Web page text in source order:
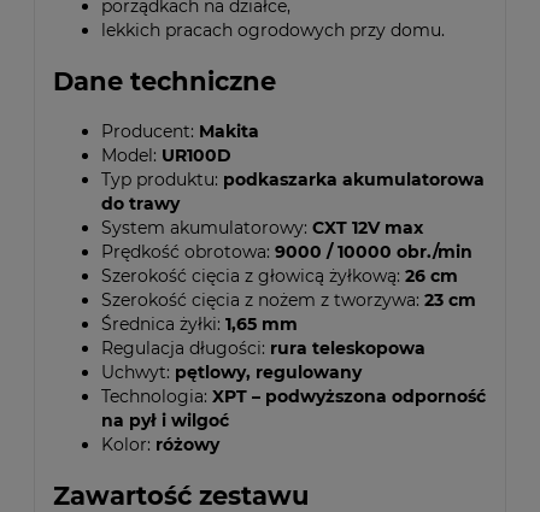
porządkach na działce,
lekkich pracach ogrodowych przy domu.
Dane techniczne
Producent: Makita
Model: UR100D
Typ produktu: podkaszarka akumulatorowa
do trawy
System akumulatorowy: CXT 12V max
Prędkość obrotowa: 9000 / 10000 obr./min
Szerokość cięcia z głowicą żyłkową: 26 cm
Szerokość cięcia z nożem z tworzywa: 23 cm
Średnica żyłki: 1,65 mm
Regulacja długości: rura teleskopowa
Uchwyt: pętlowy, regulowany
Technologia: XPT – podwyższona odporność
na pył i wilgoć
Kolor: różowy
Zawartość zestawu